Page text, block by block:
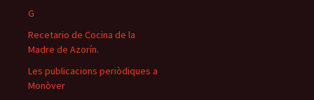
G
Recetario de Cocina de la
Madre de Azorín.
Les publicacions periòdiques a
Monòver